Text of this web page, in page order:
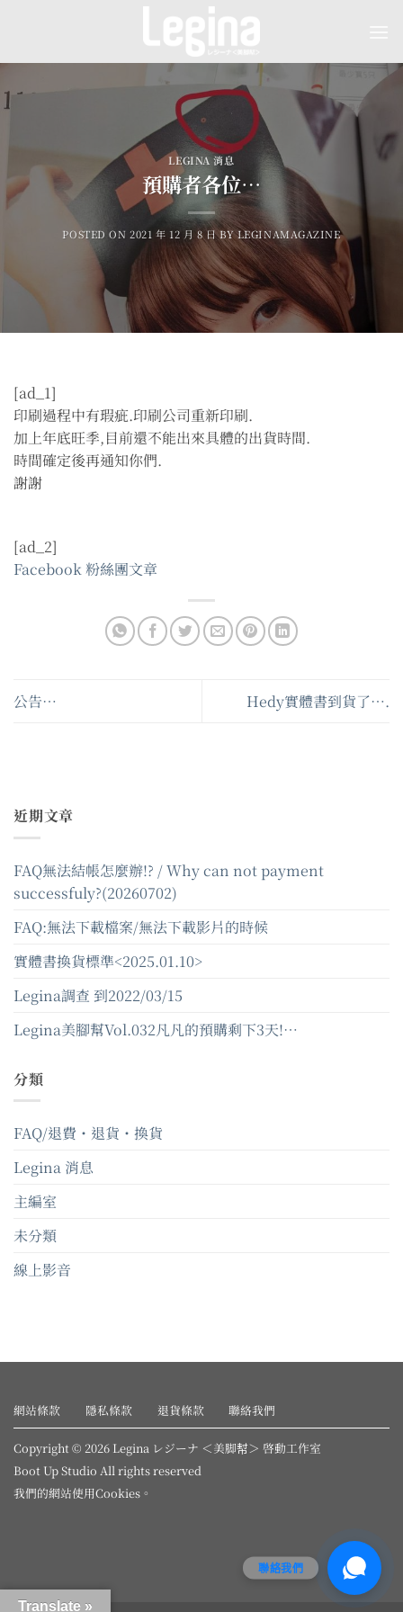
LEGINA 消息
預購者各位…
POSTED ON2021 年 12 月 8 日 BYLEGINAMAGAZINE
[ad_1]
印刷過程中有瑕疵.印刷公司重新印刷.
加上年底旺季,目前還不能出來具體的出貨時間.
時間確定後再通知你們.
謝謝
[ad_2]
Facebook 粉絲團文章
公告… Hedy實體書到貨了….
近期文章
FAQ無法結帳怎麼辦!? / Why can not payment
successfuly?(20260702)
FAQ:無法下載檔案/無法下載影片的時候
實體書換貨標準<2025.01.10>
Legina調查 到2022/03/15
Legina美腳幫Vol.032凡凡的預購剩下3天!…
分類
FAQ/退費・退貨・換貨
Legina 消息
主編室
未分類
線上影音
網站條款 隱私條款 退貨條款 聯絡我們
Copyright © 2026 Legina レジーナ ＜美脚幇＞ 啓動工作室
Boot Up Studio All rights reserved
我們的網站使用Cookies 。
聯絡我們
Translate »